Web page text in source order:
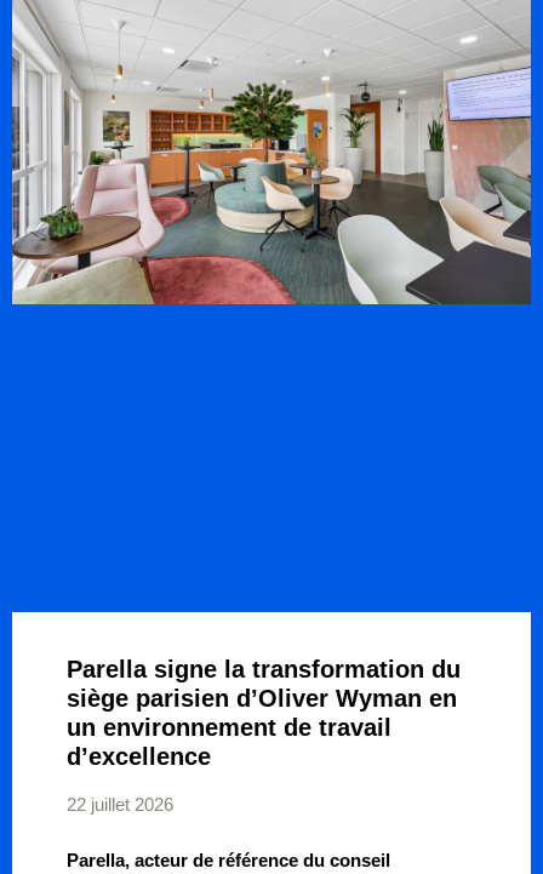
Parella signe la transformation du
siège parisien d’Oliver Wyman en
un environnement de travail
d’excellence
22 juillet 2026
Parella, acteur de référence du conseil